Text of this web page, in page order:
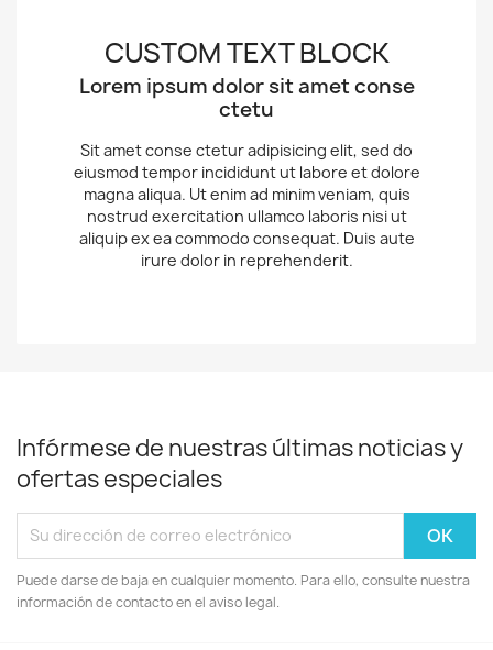
CUSTOM TEXT BLOCK
Lorem ipsum dolor sit amet conse
ctetu
Sit amet conse ctetur adipisicing elit, sed do
eiusmod tempor incididunt ut labore et dolore
magna aliqua. Ut enim ad minim veniam, quis
nostrud exercitation ullamco laboris nisi ut
aliquip ex ea commodo consequat. Duis aute
irure dolor in reprehenderit.
Infórmese de nuestras últimas noticias y
ofertas especiales
Puede darse de baja en cualquier momento. Para ello, consulte nuestra
información de contacto en el aviso legal.